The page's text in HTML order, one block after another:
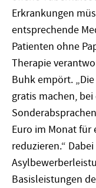
Erkrankungen
entsprechende
Patienten ohne
Therapie
Buhk empört.
gratis machen,
Euro im Monat für
reduzieren.“
Basisleistungen